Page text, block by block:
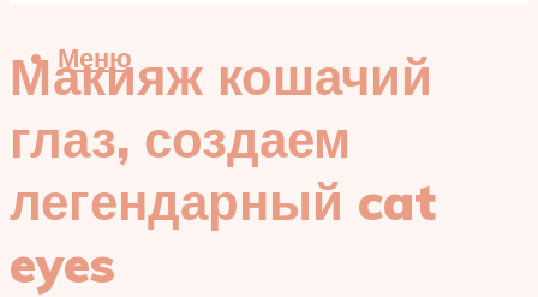
Меню
Макияж кошачий
глаз, создаем
легендарный cat
eyes